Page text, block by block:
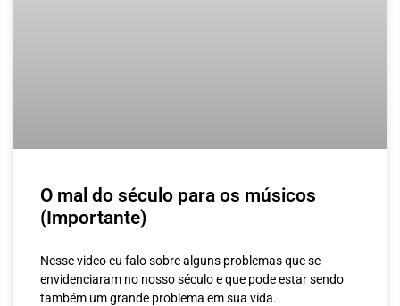
O mal do século para os músicos
(Importante)
Nesse video eu falo sobre alguns problemas que se
envidenciaram no nosso século e que pode estar sendo
também um grande problema em sua vida.